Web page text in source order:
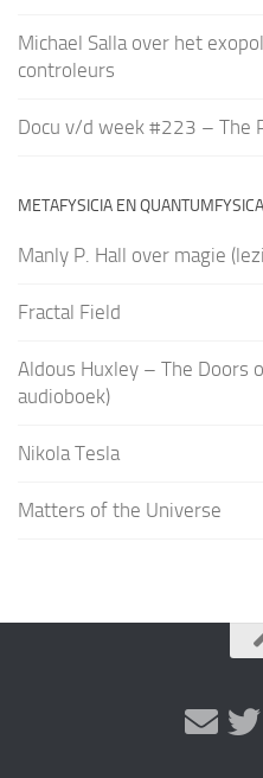
Michael Salla over het
controleurs
Docu v/d week #223 – The
METAFYSICIA EN QUANTUMFYSICA
Manly P. Hall over magie
Fractal Field
Aldous Huxley – The Doors
audioboek)
Nikola Tesla
Matters of the Universe